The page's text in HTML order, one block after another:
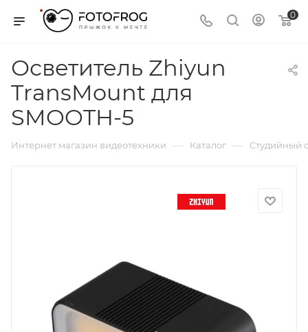
0
Осветитель Zhiyun
TransMount для
SMOOTH-5
Интернет магазин видеотехники — Каталог — Студийный